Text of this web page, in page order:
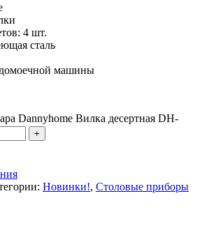
4 шт.
сталь
машины
Dannyhome Вилка десертная DH-
Новинки!, Столовые приборы